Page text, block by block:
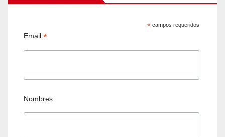
* campos requeridos
Email*
Nombres